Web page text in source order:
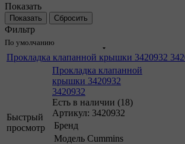
Показать
Сбросить
Фильтр
По умолчанию
Прокладка клапанной крышки 3420932
Быстрый
просмотр
Прокладка клапанной
крышки 3420932
3420932
Есть в наличии (18)
Артикул: 3420932
Бренд
Модель Cummins